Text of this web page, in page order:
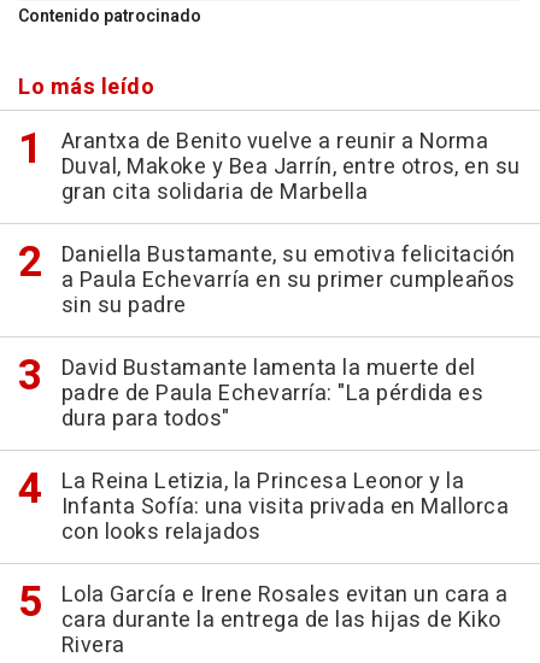
Contenido patrocinado
Lo más leído
Arantxa de Benito vuelve a reunir a Norma
Duval, Makoke y Bea Jarrín, entre otros, en su
gran cita solidaria de Marbella
Daniella Bustamante, su emotiva felicitación
a Paula Echevarría en su primer cumpleaños
sin su padre
David Bustamante lamenta la muerte del
padre de Paula Echevarría: "La pérdida es
dura para todos"
La Reina Letizia, la Princesa Leonor y la
Infanta Sofía: una visita privada en Mallorca
con looks relajados
Lola García e Irene Rosales evitan un cara a
cara durante la entrega de las hijas de Kiko
Rivera